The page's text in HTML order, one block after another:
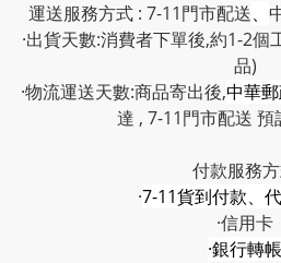
運送服務方式 : 7-11門市配送、
·出貨天數:消費者下單後,約1-2
品)
·物流運送天數:商品寄出後,中華
達 , 7-11門市配送 預
付款服務
·7-11貨到付款、
·信用卡
·銀行轉帳